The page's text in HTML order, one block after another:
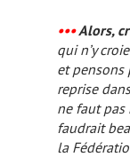
•••Alors,
qui n’y
et pensons
reprise
ne faut pas
faudrait
la